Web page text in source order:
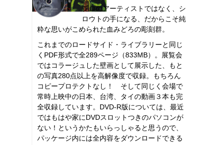
プロのアーティストではなく、シ
ロウトの手になる、だからこそ純
粋な思いがこめられた血みどろの彫刻群。
これまでのロードサイド・ライブラリーと同じ
くPDF形式で全289ページ（833MB）。展覧会
ではコラージュした壁画として展示した、もと
の写真280点以上を高解像度で収録。もちろん
コピープロテクトなし！ そして同じく会場で
常時上映中の日本、台湾、タイの動画３本も完
全収録しています。DVD-R版については、最近
ではもはや家にDVDスロットつきのパソコンが
ない！というかたもいらっしゃると思うので、
パッケージ内には全内容をダウンロードできる